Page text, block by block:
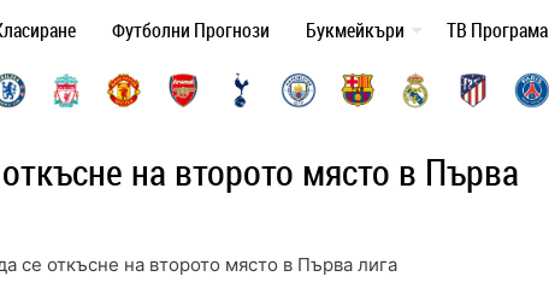
Футболни Прогнози Букмейкъри ТВ Програма
на второто място в Първа
се откъсне на второто място в Първа лига